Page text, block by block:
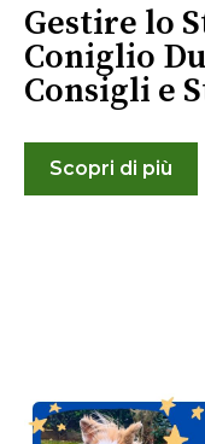
Gestire lo
Coniglio
Consigli e
Scopri di più